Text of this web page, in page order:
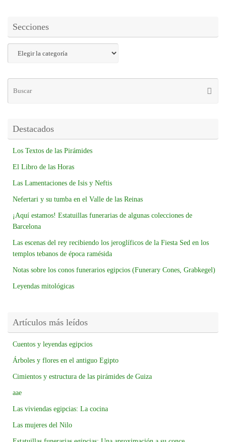
Secciones
Destacados
Los Textos de las Pirámides
El Libro de las Horas
Las Lamentaciones de Isis y Neftis
Nefertari y su tumba en el Valle de las Reinas
¡Aquí estamos! Estatuillas funerarias de algunas colecciones de
Barcelona
Las escenas del rey recibiendo los jeroglíficos de la Fiesta Sed en los
templos tebanos de época ramésida
Notas sobre los conos funerarios egipcios (Funerary Cones, Grabkegel)
Leyendas mitológicas
Artículos más leídos
Cuentos y leyendas egipcios
Árboles y flores en el antiguo Egipto
Cimientos y estructura de las pirámides de Guiza
aae
Las viviendas egipcias: La cocina
Las mujeres del Nilo